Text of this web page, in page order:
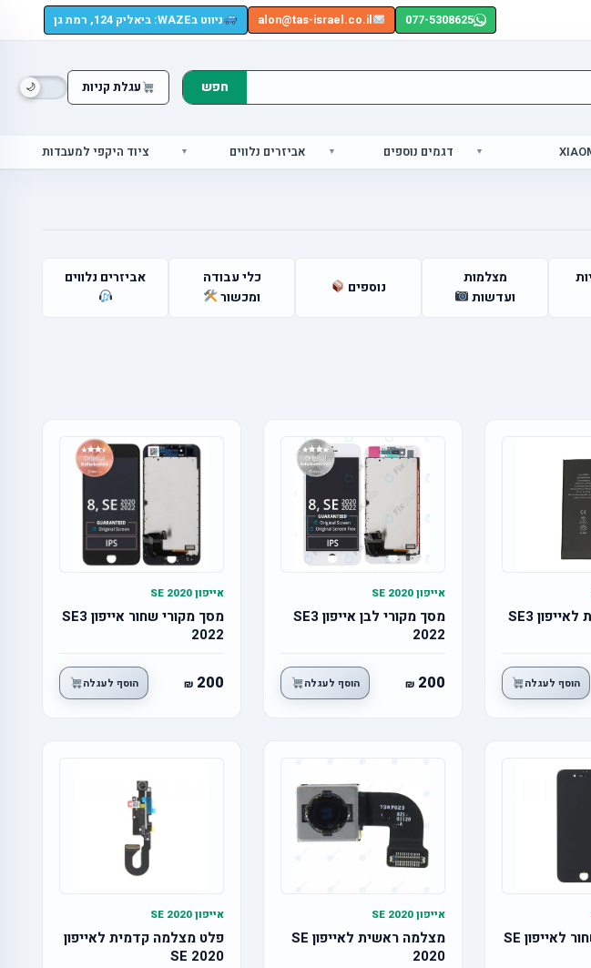
077-5308625
alon@tas-israel.co.il ניווט בWAZE: ביאליק 124, רמת גן
עגלת קניות חפש
דגמים נוספים אביזרים נלווים ציוד היקפי למעבדות
מצלמות
ועדשות
נוספים
כלי עבודה
ומכשור
אביזרים נלווים
סוללה מקורית לאייפון SE3
הוסף לעגלה
אייפון SE 2020
מסך מקורי לבן אייפון SE3
2022
200 הוסף לעגלה
אייפון SE 2020
מסך מקורי שחור אייפון SE3
2022
200 הוסף לעגלה
מסך מקורי שחור לאייפון SE
אייפון SE 2020
מצלמה ראשית לאייפון SE
2020
אייפון SE 2020
פלט מצלמה קדמית לאייפון
SE 2020